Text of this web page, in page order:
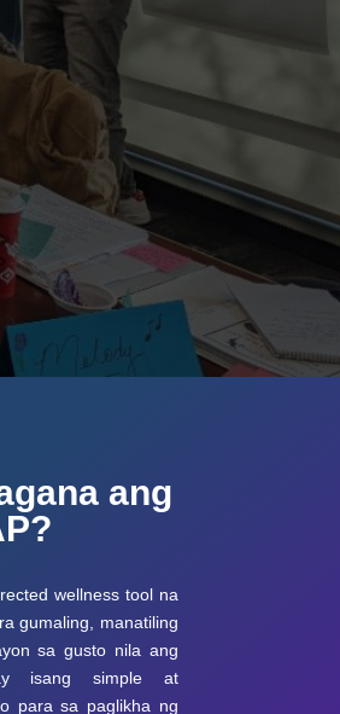
ang
wellness tool na
gumaling, manatiling
sa gusto nila ang
isang simple at
para sa paglikha ng